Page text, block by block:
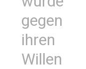
gegen
ihren
Willen